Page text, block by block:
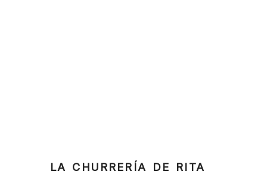
LA CHURRERÍA DE RITA